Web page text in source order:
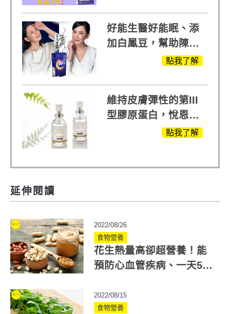
+軟骨素
好能生醫好能眠、添
加白鳳豆，幫助陳亞
蘭入睡的力量點我了解
維持皮膚彈性的第III
型膠原蛋白，悅恩詩
給予寶寶般的肌膚感
點我了解
延伸閱讀
2022/08/26
食物營養
花生熱量高卻超營養！能
預防心血管疾病、一天5顆
2022/08/15
食物營養